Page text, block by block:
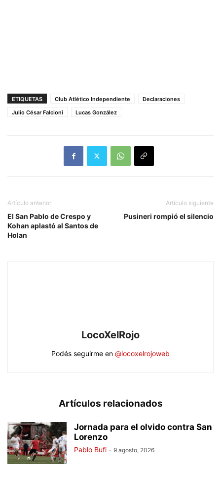
ETIQUETAS Club Atlético Independiente
Declaraciones
Julio César Falcioni
Lucas González
Artículo anterior
El San Pablo de Crespo y
Kohan aplastó al Santos de
Holan
Artículo siguiente
Pusineri rompió el silencio
LocoXelRojo
Podés seguirme en @locoxelrojoweb
Artículos relacionados
Jornada para el olvido contra San
Lorenzo
Pablo Bufi - 9 agosto, 2026